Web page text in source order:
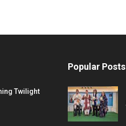
Twilight
Popular Posts